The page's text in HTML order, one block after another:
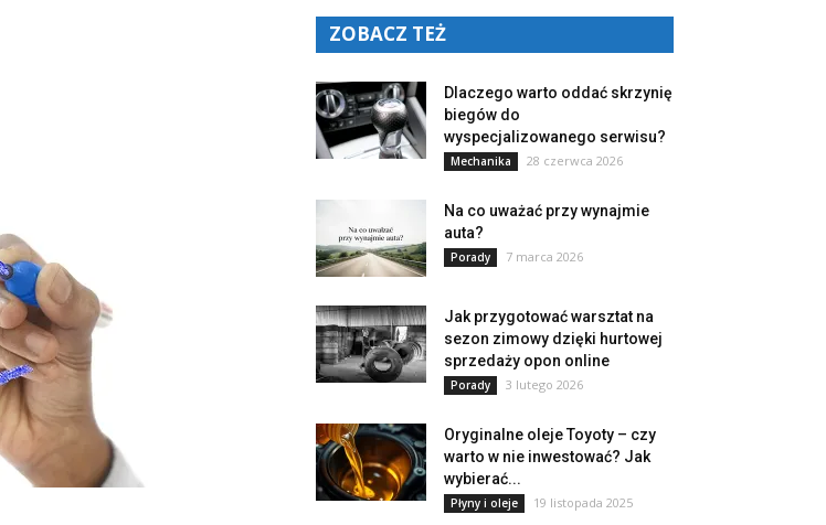
ZOBACZ TEŻ
Dlaczego warto oddać skrzynię
biegów do
wyspecjalizowanego serwisu?
Mechanika 28 czerwca 2026
Na co uważać przy wynajmie
auta?
Porady 7 marca 2026
Jak przygotować warsztat na
sezon zimowy dzięki hurtowej
sprzedaży opon online
Porady 3 lutego 2026
Oryginalne oleje Toyoty – czy
warto w nie inwestować? Jak
wybierać...
Płyny i oleje 19 listopada 2025